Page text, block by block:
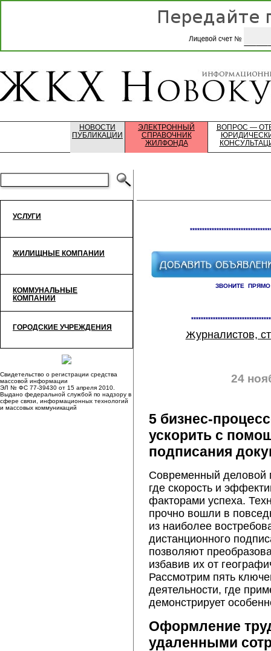
НОВОСТИ
ПУБЛИКАЦИИ
ЭЛЕКТРОННЫЙ
СПРАВОЧНИК
ЖИЛФОНДА
ВОПРОС —
УСЛУГИ
ЖИЛИЩНЫЕ КОМПАНИИ
КОММУНАЛЬНЫЕ
КОМПАНИИ
ГОРОДСКИЕ УЧРЕЖДЕНИЯ
Свидетельство о регистрации средства
массовой информации
ЭЛ № ФС 77-39430 от 15 апреля 2010.
Выдано федеральной службой по надзору в
сфере связи, информационных технологий
и массовых коммуникаций
ЗВОНИТЕ
Журналистов,
24
5 бизнес-
ускорить с
подписания
Современный деловой
где скорость и
факторами успеха.
прочно вошли в
из наиболее
дистанционного
позволяют
избавив их от
Рассмотрим пять
деятельности, где
демонстрирует
Оформление
удаленными